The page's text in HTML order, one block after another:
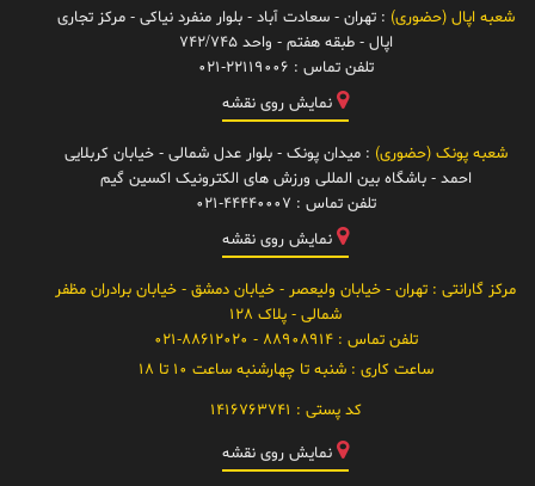
شعبه اپال (حضوری) : تهران - سعادت آباد - بلوار منفرد نیاکی - مرکز تجاری
اپال - طبقه هفتم - واحد 742/745
تلفن تماس : 021-22119006
نمایش روی نقشه
شعبه پونک (حضوری) : میدان پونک - بلوار عدل شمالی - خیابان کربلایی
احمد - باشگاه بین المللی ورزش های الکترونیک اکسین گیم
تلفن تماس : 021-44440007
نمایش روی نقشه
مرکز گارانتی : تهران - خیابان ولیعصر - خیابان دمشق - خیابان برادران مظفر
شمالی - پلاک 128
تلفن تماس :88908914 - 021-88612020
ساعت کاری :شنبه تا چهارشنبه ساعت 10 تا 18
کد پستی : 1416763741
نمایش روی نقشه